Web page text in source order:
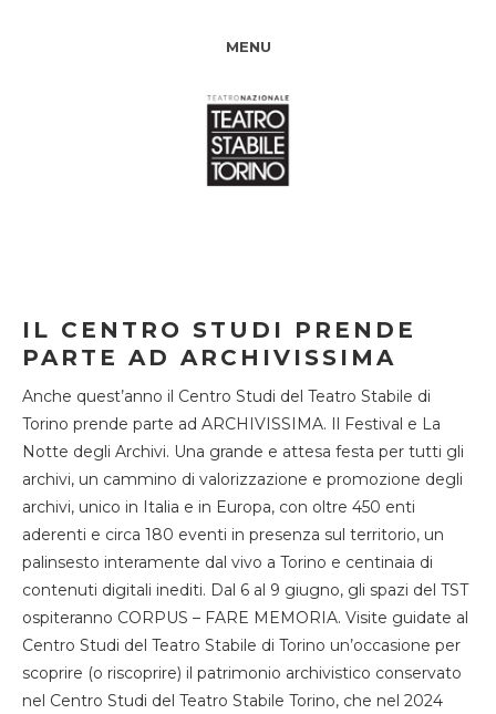
MENU
IL CENTRO STUDI PRENDE
PARTE AD ARCHIVISSIMA
Anche quest’anno il Centro Studi del Teatro Stabile di
Torino prende parte ad ARCHIVISSIMA. Il Festival e La
Notte degli Archivi. Una grande e attesa festa per tutti gli
archivi, un cammino di valorizzazione e promozione degli
archivi, unico in Italia e in Europa, con oltre 450 enti
aderenti e circa 180 eventi in presenza sul territorio, un
palinsesto interamente dal vivo a Torino e centinaia di
contenuti digitali inediti. Dal 6 al 9 giugno, gli spazi del TST
ospiteranno CORPUS – FARE MEMORIA. Visite guidate al
Centro Studi del Teatro Stabile di Torino un’occasione per
scoprire (o riscoprire) il patrimonio archivistico conservato
nel Centro Studi del Teatro Stabile Torino, che nel 2024